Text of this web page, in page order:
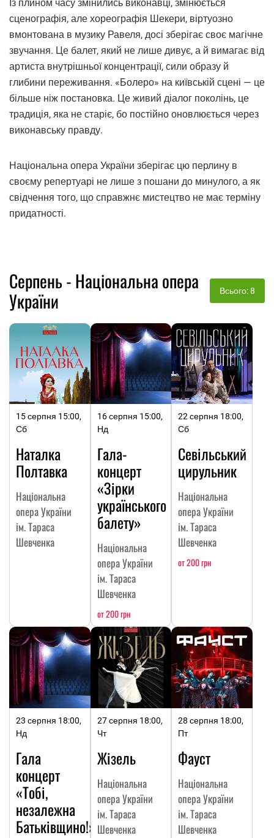
Із плином часу змінились виконавці, змінюється
сценографія, але хореографія Шекери, віртуозно
вмонтована в музику Равеля, досі зберігає своє магічне
звучання. Це балет, який не лише дивує, а й вимагає від
артиста внутрішньої концентрації, сили образу й
глибини переживання. «Болеро» на київській сцені — це
більше ніж постановка. Це живий діалог поколінь, це
традиція, яка не старіє, бо постійно оновлюється через
виконавську правду.
Національна опера України зберігає цю перлину в
своєму репертуарі не лише з пошани до минулого, а як
свідчення того, що справжнє мистецтво не має терміну
придатності.
Серпень - Національна опера
України
Всього: 8
15 серпня 15:00,
Сб
Наталка
Полтавка
Національна
опера України
ім. Тараса
Шевченка
16 серпня 15:00,
Нд
Гала-
концерт
«Зірки
українського
балету»
Національна
опера України
ім. Тараса
Шевченка
от 200 грн
22 серпня 18:00,
Сб
Севільський
цирульник
Національна
опера України
ім. Тараса
Шевченка
от 200 грн
23 серпня 18:00,
Нд
Гала
концерт
«Тобі,
незалежна
Батьківщино!»
27 серпня 18:00,
Чт
Жізель
Національна
опера України
ім. Тараса
Шевченка
28 серпня 18:00,
Пт
Фауст
Національна
опера України
ім. Тараса
Шевченка